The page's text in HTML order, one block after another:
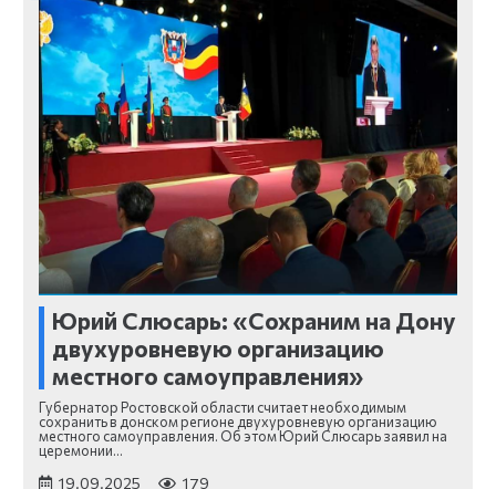
Юрий Слюсарь: «Сохраним на Дону
двухуровневую организацию
местного самоуправления»
Губернатор Ростовской области считает необходимым
сохранить в донском регионе двухуровневую организацию
местного самоуправления. Об этом Юрий Слюсарь заявил на
церемонии…
19.09.2025 179